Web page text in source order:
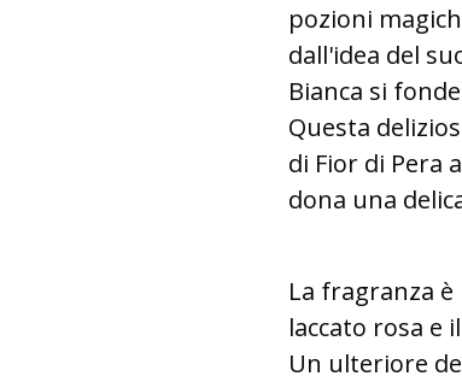
pozioni
dall'idea del
Bianca si
Questa
di Fior di Pera
dona una
La fragranza
laccato rosa e
Un ulteriore